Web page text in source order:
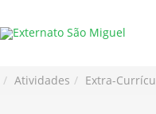
Atividades Extra-